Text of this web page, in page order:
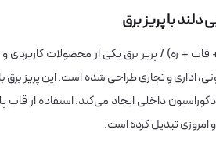
با پریز برق
قاب + زه) / پریز برق یکی از محصولات
اداری و تجاری طراحی شده است. این پریز برق
داخلی ایجاد می‌کند. استفاده از قاب
تبدیل کرده است.